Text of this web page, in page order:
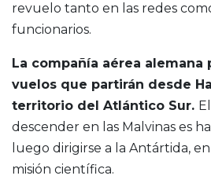
revuelo tanto en las redes
funcionarios.
La compañía aérea alemana
vuelos que partirán desde
territorio del Atlántico Sur.
descender en las Malvinas es
luego dirigirse a la Antártida,
misión científica.